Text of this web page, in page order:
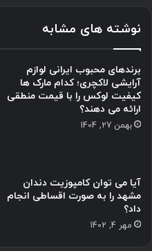
نوشته های مشابه
برندهای محبوب ایرانی لوازم
آرایشی لاکچری؛ کدام مارک ها
کیفیت لوکس را با قیمت منطقی
ارائه می دهند؟
بهمن 27, 1404
آیا می توان کامپوزیت دندان
مشهد را به صورت اقساطی انجام
داد؟
مهر 4, 1402